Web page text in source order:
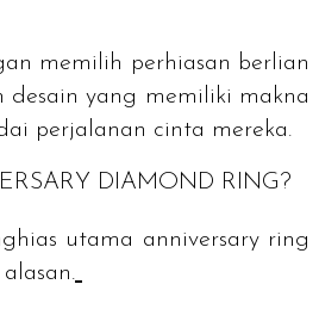
memilih perhiasan berlian
desain yang memiliki makna
perjalanan cinta mereka.
DIAMOND RING?
utama anniversary ring